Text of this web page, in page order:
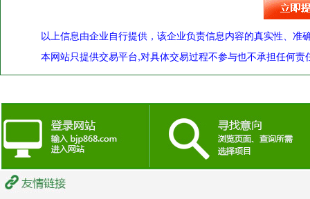
以上信息由企业自行提供，该企业负责信息内容的真实性、准
本网站只提供交易平台,对具体交易过程不参与也不承担任何责